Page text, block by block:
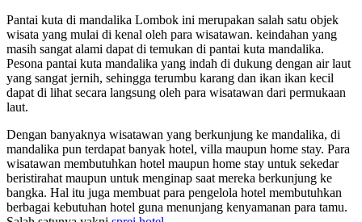
Pantai kuta di mandalika Lombok ini merupakan salah satu objek
wisata yang mulai di kenal oleh para wisatawan. keindahan yang
masih sangat alami dapat di temukan di pantai kuta mandalika.
Pesona pantai kuta mandalika yang indah di dukung dengan air laut
yang sangat jernih, sehingga terumbu karang dan ikan ikan kecil
dapat di lihat secara langsung oleh para wisatawan dari permukaan
laut.
Dengan banyaknya wisatawan yang berkunjung ke mandalika, di
mandalika pun terdapat banyak hotel, villa maupun home stay. Para
wisatawan membutuhkan hotel maupun home stay untuk sekedar
beristirahat maupun untuk menginap saat mereka berkunjung ke
bangka. Hal itu juga membuat para pengelola hotel membutuhkan
berbagai kebutuhan hotel guna menunjang kenyamanan para tamu.